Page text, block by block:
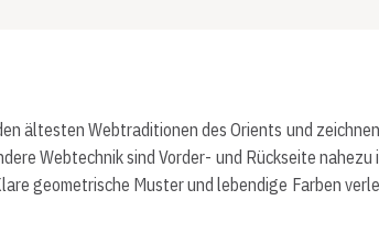
ältesten Webtraditionen des Orients und
Webtechnik sind Vorder- und Rückseite
geometrische Muster und lebendige Farben